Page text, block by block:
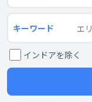
キーワード
インドアを除く